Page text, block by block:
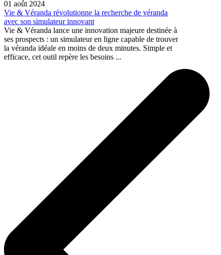
01 août 2024
Vie & Véranda révolutionne la recherche de véranda
avec son simulateur innovant
Vie & Véranda lance une innovation majeure destinée à
ses prospects : un simulateur en ligne capable de trouver
la véranda idéale en moins de deux minutes. Simple et
efficace, cet outil repère les besoins ...